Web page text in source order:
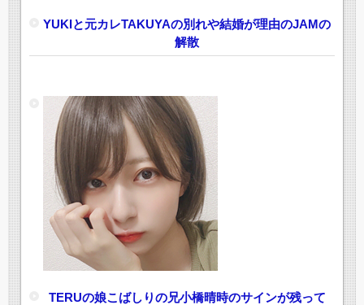
YUKIと元カレTAKUYAの別れや結婚が理由のJAMの
解散
TERUの娘こばしりの兄小橋晴時のサインが残って